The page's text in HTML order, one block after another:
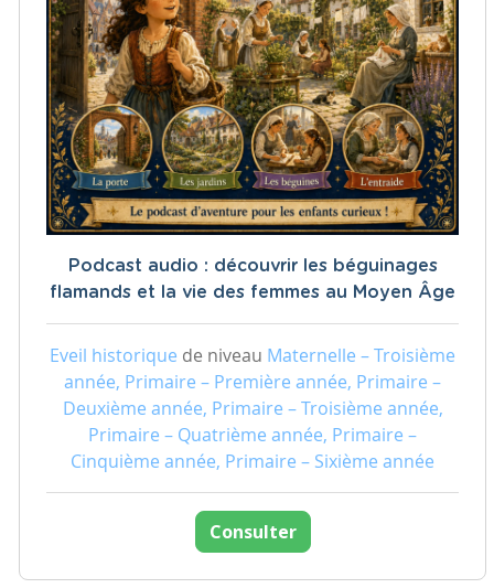
Podcast audio : découvrir les béguinages
flamands et la vie des femmes au Moyen Âge
Eveil historique de niveau Maternelle – Troisième
année, Primaire – Première année, Primaire –
Deuxième année, Primaire – Troisième année,
Primaire – Quatrième année, Primaire –
Cinquième année, Primaire – Sixième année
Consulter